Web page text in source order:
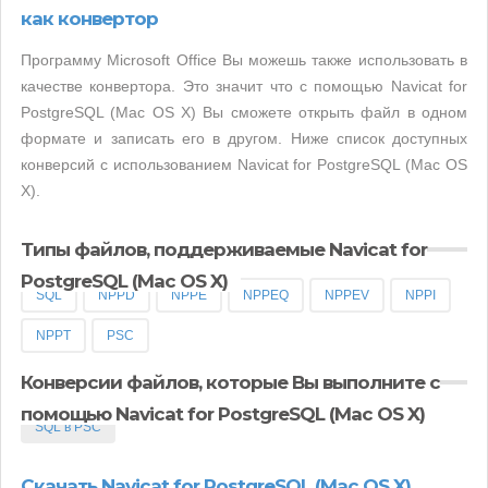
как конвертор
Программу Microsoft Office Вы можешь также использовать в
качестве конвертора. Это значит что с помощью Navicat for
PostgreSQL (Mac OS X) Вы сможете открыть файл в одном
формате и записать его в другом. Ниже список доступных
конверсий с использованием Navicat for PostgreSQL (Mac OS
X).
Типы файлов, поддерживаемые Navicat for
PostgreSQL (Mac OS X)
SQL NPPD NPPE NPPEQ NPPEV NPPI
NPPT PSC
Конверсии файлов, которые Вы выполните с
помощью Navicat for PostgreSQL (Mac OS X)
SQL в PSC